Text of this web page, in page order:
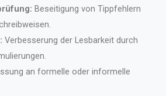
Beseitigung von Tippfehlern
Verbesserung der Lesbarkeit durch
an formelle oder informelle